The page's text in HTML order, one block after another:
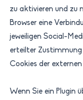
zu aktivieren und zu
Browser eine
jeweiligen Social-
erteilter Zustimmung
Cookies der
Wenn Sie ein Plugin